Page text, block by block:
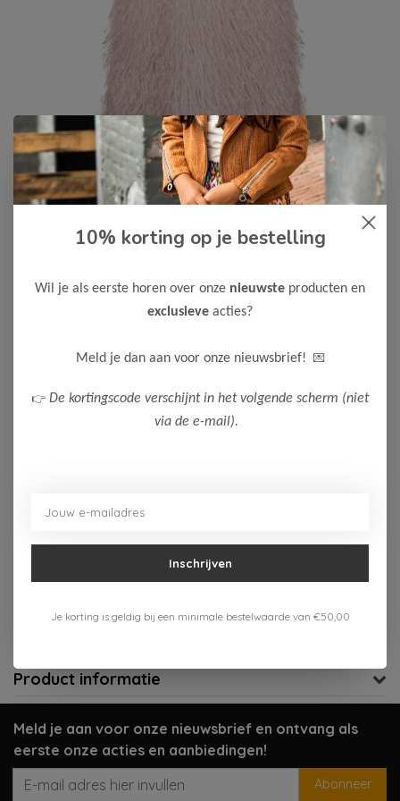
Le Chic -50%
50,00 99,99
Maak een keuze:
Aan verlanglijst toevoegen
Gratis verzenden vanaf 75,-
Verzenden 1-3 werkdagen
Product informatie
Meld je aan voor onze nieuwsbrief en ontvang als
eerste onze acties en aanbiedingen!
Abonneer
10% korting op je bestelling
Wil je als eerste horen over onze nieuwste producten en
exclusieve acties?
Meld je dan aan voor onze nieuwsbrief! 💌
👉 De kortingscode verschijnt in het volgende scherm (niet
via de e-mail).
Inschrijven
Je korting is geldig bij een minimale bestelwaarde van €50,00